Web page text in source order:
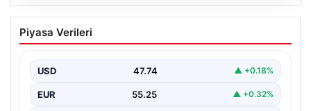
Kelebek.Org İle Sanal İletişimin Seviyeli
Adresi Ve Chat Deneyimi
iletişim kurması büyük bir önem barındırmaktadır.
Günümüzde birçok…
Piyasa Verileri
USD 47.74 ▲ +0.18%
EUR 55.25 ▲ +0.32%